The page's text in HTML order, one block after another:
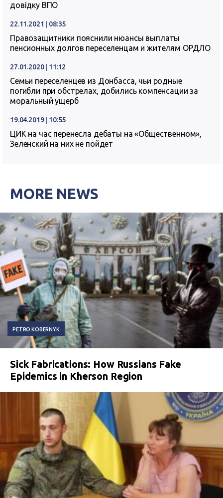
довідку ВПО
22.11.2021 | 08:35
Правозащитники пояснили нюансы выплаты
пенсионных долгов переселенцам и жителям ОРДЛО
27.01.2020 | 11:12
Семьи переселенцев из Донбасса, чьи родные
погибли при обстрелах, добились компенсации за
моральный ущерб
19.04.2019 | 10:55
ЦИК на час перенесла дебаты на «Общественном»,
Зеленский на них не пойдет
MORE NEWS
PETRO KOBERNYK
Sick Fabrications: How Russians Fake
Epidemics in Kherson Region